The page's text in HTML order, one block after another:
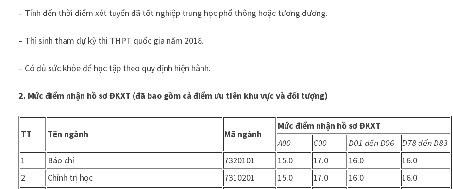
– Tính đến thời điểm xét tuyển đã tốt nghiệp trung học phổ thông hoặc tương đương.
– Thí sinh tham dự kỳ thi THPT quốc gia năm 2018.
– Có đủ sức khỏe để học tập theo quy định hiện hành.
2. Mức điểm nhận hồ sơ ĐKXT (đã bao gồm cả điểm ưu tiên khu vực và đối tượng)
TT Tên ngành Mã ngành
Mức điểm nhận hồ sơ ĐKXT
A00
C00 D01 đến D06
D78 đến D83
1
Báo chí 7320101 15.0 17.0 16.0
16.0
2
Chính trị học 7310201 15.0 17.0 16.0
16.0